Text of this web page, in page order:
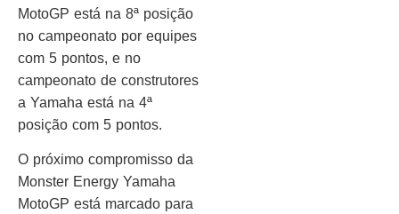
MotoGP está na 8ª posição
no campeonato por equipes
com 5 pontos, e no
campeonato de construtores
a Yamaha está na 4ª
posição com 5 pontos.
O próximo compromisso da
Monster Energy Yamaha
MotoGP está marcado para